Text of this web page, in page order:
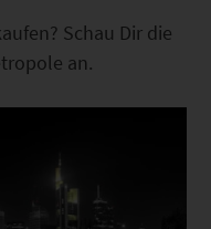
Schau Dir die
an.